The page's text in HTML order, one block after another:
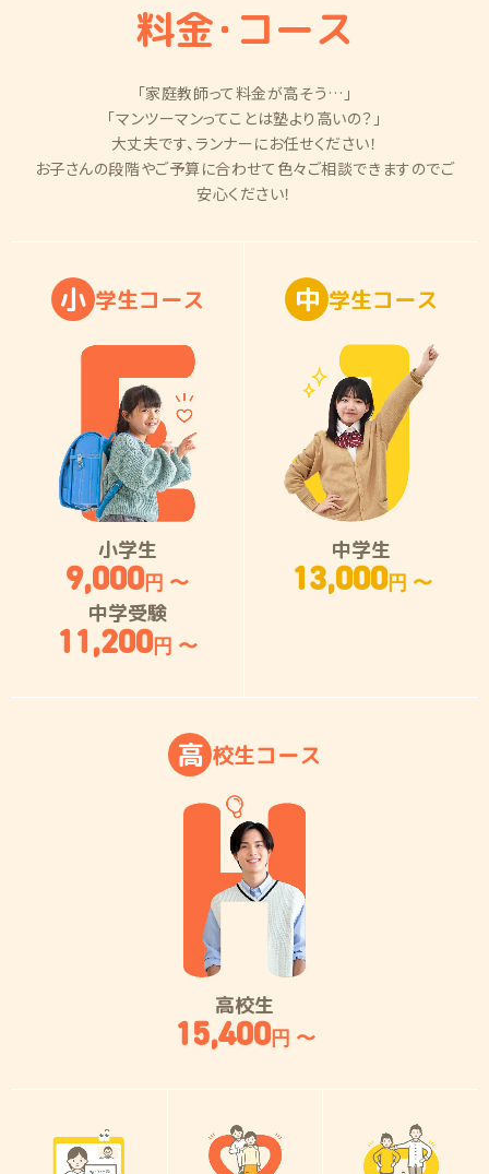
料金・コース
「家庭教師って料金が高そう…」
「マンツーマンってことは塾より高いの？」
大丈夫です、ランナーにお任せください！
お子さんの段階やご予算に合わせて色々ご相談できますのでご
安心ください！
小 学生コース
小学生
9,000円 〜
中学受験
11,200円 〜
中 学生コース
中学生
13,000円 〜
高 校生コース
高校生
15,400円 〜